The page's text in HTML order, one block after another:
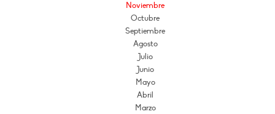
Noviembre
Octubre
Septiembre
Agosto
Julio
Junio
Mayo
Abril
Marzo